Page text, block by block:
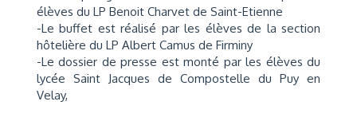
élèves du LP Benoit Charvet de Saint-Etienne
-Le buffet est réalisé par les élèves de la section
hôtelière du LP Albert Camus de Firminy
-Le dossier de presse est monté par les élèves du
lycée Saint Jacques de Compostelle du Puy en
Velay,